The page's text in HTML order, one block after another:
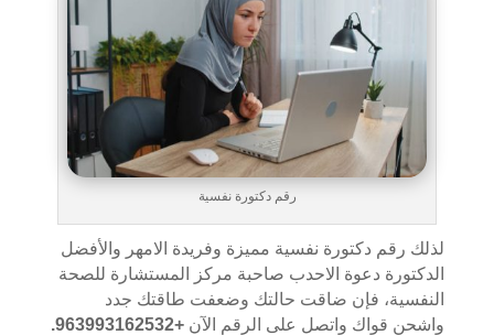
رقم دكتورة نفسية
لذلك رقم دكتورة نفسية مميزة وفريدة الامهر والأفضل
الدكتورة دعوة الاحدب صاحبة مركز المستشارة للصحة
النفسية، فإن ضاقت حالتك وضعفت طاقتك جدد
واشحن قواك واتصل على الرقم الآن +963993162532.